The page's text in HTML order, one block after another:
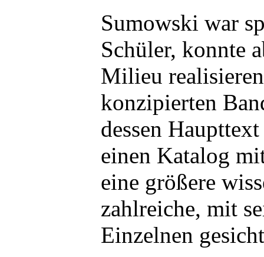
Sumowski war
Schüler, konnte
Milieu
konzipierten
dessen
einen Katalog
eine größere
zahlreiche, mit
Einzelnen